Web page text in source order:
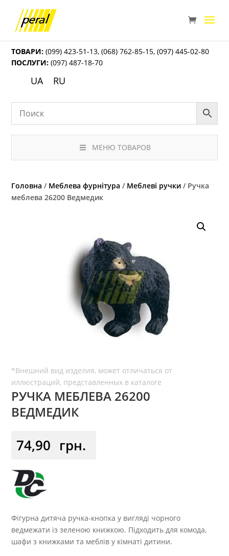
ТОВАРИ: (099) 423-51-13,(068) 762-85-15,(097) 445-02-80
ПОСЛУГИ: (097) 487-18-70
UA RU
МЕНЮ ТОВАРОВ
Головна / Меблева фурнітура / Меблеві ручки / Ручка
меблева 26200 Ведмедик
РУЧКА МЕБЛЕВА 26200
ВЕДМЕДИК
74,90 грн.
Фігурна дитяча ручка-кнопка у вигляді чорного
ведмежати із зеленою книжкою. Підходить для комода,
шафи з книжками та меблів у кімнаті дитини.